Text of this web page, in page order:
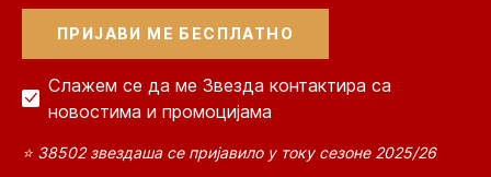
Слажем се да ме Звезда контактира са
новостима и промоцијама
⭐ 38502 звездаша се пријавило у току сезоне 2025/26